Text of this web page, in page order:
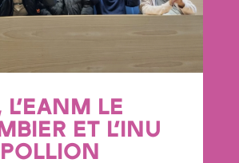
L’EANM LE
ET L’INU